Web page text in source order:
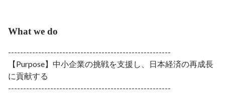
「アイミツ」を立ち上げ、自己資本のみでサービス開始
から1年半で単月黒字化を達成。2019年に同社初となる
ズC合計で46.8億円の資金調達を実施。2022年12月に
は、サービスの高度化と産業の発展を先導する「革新的
な優れたサービス」として、日本サービス大賞（経済産
業省など後援）を受賞。
What we do
------------------------------------------------------
【Purpose】中小企業の挑戦を支援し、日本経済の再成長
に貢献する
------------------------------------------------------